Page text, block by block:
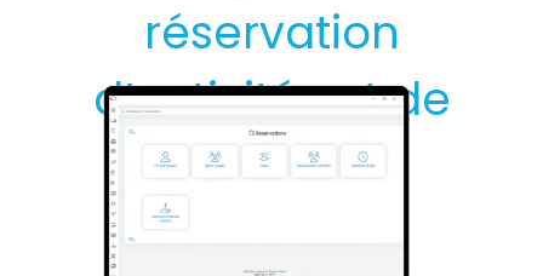
réservation
d’activités et de
forfaits de